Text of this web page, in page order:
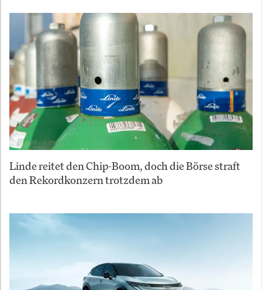
Linde reitet den Chip-Boom, doch die Börse straft
den Rekordkonzern trotzdem ab